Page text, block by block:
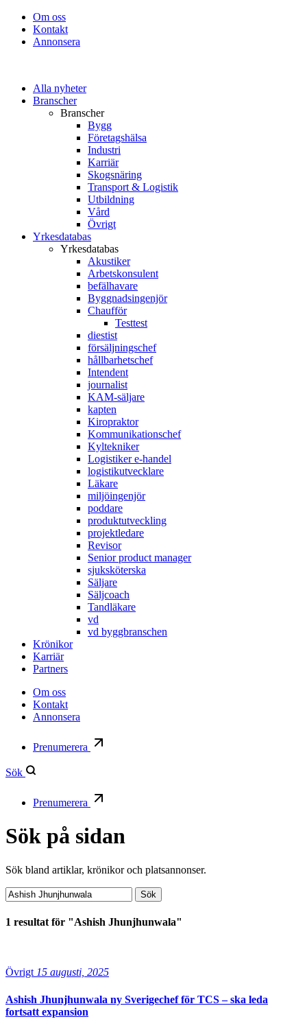
Om oss
Kontakt
Annonsera
Alla nyheter
Branscher
Branscher
Bygg
Företagshälsa
Industri
Karriär
Skogsnäring
Transport & Logistik
Utbildning
Vård
Övrigt
Yrkesdatabas
Yrkesdatabas
Akustiker
Arbetskonsulent
befälhavare
Byggnadsingenjör
Chaufför
Testtest
diestist
försäljningschef
hållbarhetschef
Intendent
journalist
KAM-säljare
kapten
Kiropraktor
Kommunikationschef
Kyltekniker
Logistiker e-handel
logistikutvecklare
Läkare
miljöingenjör
poddare
produktutveckling
projektledare
Revisor
Senior product manager
sjuksköterska
Säljare
Säljcoach
Tandläkare
vd
vd byggbranschen
Krönikor
Karriär
Partners
Om oss
Kontakt
Annonsera
Prenumerera
Sök
Prenumerera
Sök på sidan
Sök bland artiklar, krönikor och platsannonser.
Sök:
Sök
1 resultat för "Ashish Jhunjhunwala"
Övrigt 15 augusti, 2025
Ashish Jhunjhunwala ny Sverigechef för TCS – ska leda
fortsatt expansion